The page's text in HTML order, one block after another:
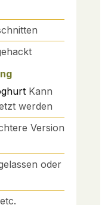
Kann
werden
Version
oder